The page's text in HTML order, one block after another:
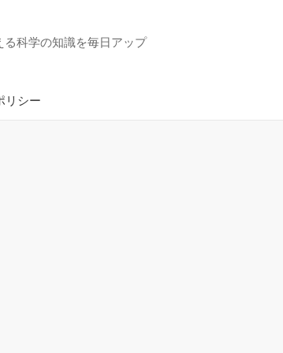
科学の知識を毎日アップ
リシー